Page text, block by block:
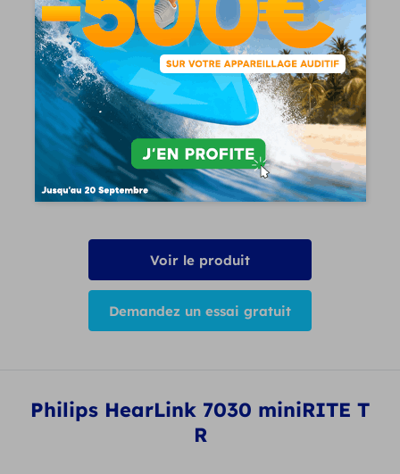
1095€
Voir le produit
Demandez un essai gratuit
Philips HearLink 7030 miniRITE T
R